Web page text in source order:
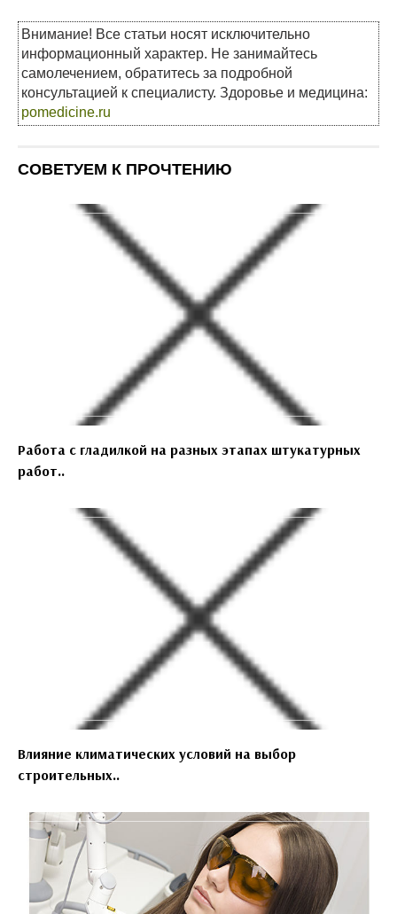
Внимание! Все статьи носят исключительно
информационный характер. Не занимайтесь
самолечением, обратитесь за подробной
консультацией к специалисту. Здоровье и медицина:
pomedicine.ru
СОВЕТУЕМ К ПРОЧТЕНИЮ
Работа с гладилкой на разных этапах штукатурных
работ..
Влияние климатических условий на выбор
строительных..